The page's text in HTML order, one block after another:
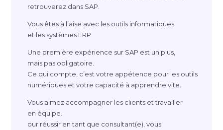
retrouverez dans SAP.
Vous êtes à l’aise avec les outils informatiques
et les systèmes ERP
Une première expérience sur SAP est un plus,
mais pas obligatoire.
Ce qui compte, c’est votre appétence pour les outils
numériques et votre capacité à apprendre vite.
Vous aimez accompagner les clients et travailler
en équipe.
our réussir en tant que consultant(e), vous